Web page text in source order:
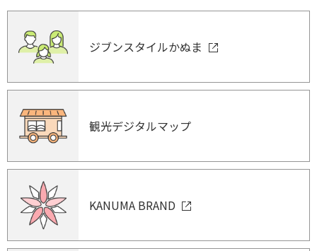
ジブンスタイルかぬま
観光デジタルマップ
KANUMA BRAND